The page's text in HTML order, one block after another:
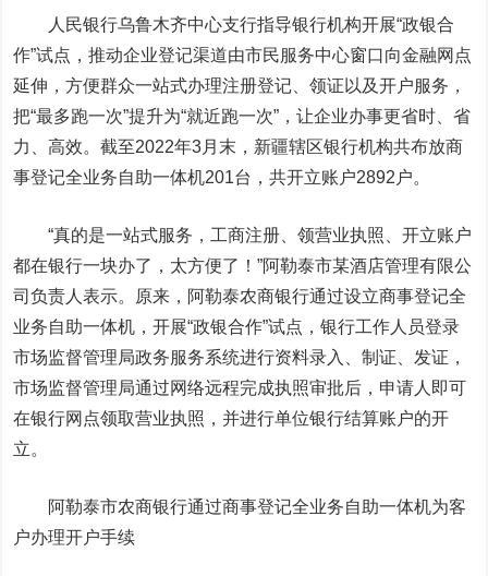
人民银行乌鲁木齐中心支行指导银行机构开展“政银合
作”试点，推动企业登记渠道由市民服务中心窗口向金融网点
延伸，方便群众一站式办理注册登记、领证以及开户服务，
把“最多跑一次”提升为“就近跑一次”，让企业办事更省时、省
力、高效。截至2022年3月末，新疆辖区银行机构共布放商
事登记全业务自助一体机201台，共开立账户2892户。
“真的是一站式服务，工商注册、领营业执照、开立账户
都在银行一块办了，太方便了！”阿勒泰市某酒店管理有限公
司负责人表示。原来，阿勒泰农商银行通过设立商事登记全
业务自助一体机，开展“政银合作”试点，银行工作人员登录
市场监督管理局政务服务系统进行资料录入、制证、发证，
市场监督管理局通过网络远程完成执照审批后，申请人即可
在银行网点领取营业执照，并进行单位银行结算账户的开
立。
阿勒泰市农商银行通过商事登记全业务自助一体机为客
户办理开户手续